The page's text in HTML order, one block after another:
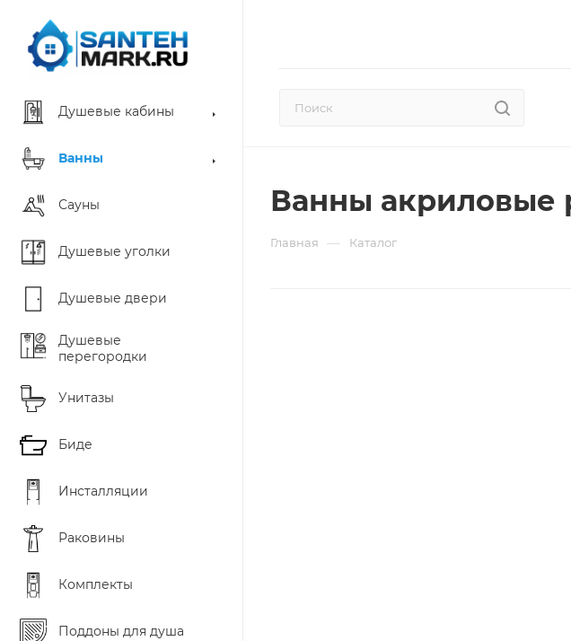
Душевые кабины
Ванны
Сауны
Душевые уголки
Душевые двери
Душевые
перегородки
Унитазы
Биде
Инсталляции
Раковины
Комплекты
Поддоны для душа
Ванны акриловые
Главная — Каталог